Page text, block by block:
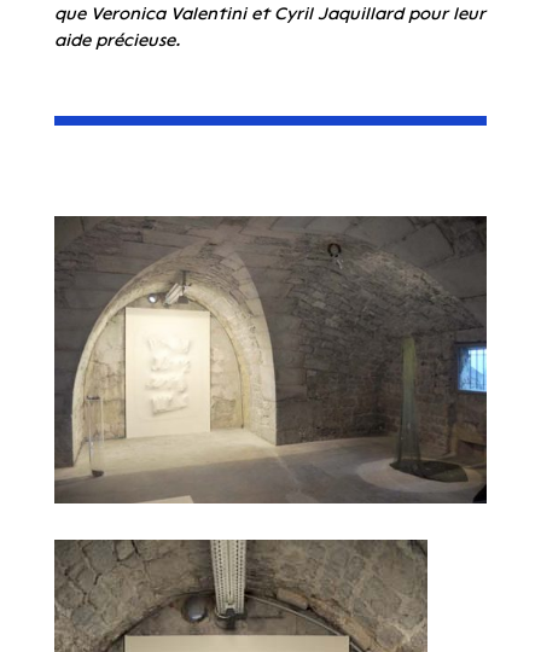
que Veronica Valentini et Cyril Jaquillard pour leur
aide précieuse.